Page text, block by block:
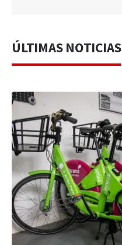
ÚLTIMAS NOTICIAS